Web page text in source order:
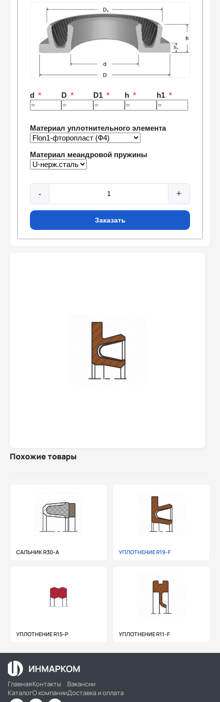
d * D * D1 * h * h1 *
Материал уплотнительного элемента
Материал меандровой пружины
Количество
- +
Заказать
Похожие товары
САЛЬНИК R30-A УПЛОТНЕНИЕ R19-F
УПЛОТНЕНИЕ R15-P УПЛОТНЕНИЕ R11-F
Главная
Каталог
Контакты
О компании
Вакансии
Доставка и оплата